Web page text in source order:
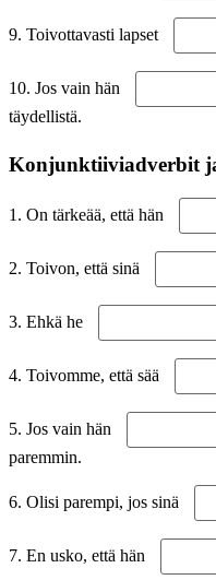
9. Toivottavasti lapset
10. Jos vain hän
täydellistä.
Konjunktiiviadverbit
1. On tärkeää, että hän
2. Toivon, että sinä
3. Ehkä he
4. Toivomme, että sää
5. Jos vain hän
paremmin.
6. Olisi parempi, jos sinä
7. En usko, että hän